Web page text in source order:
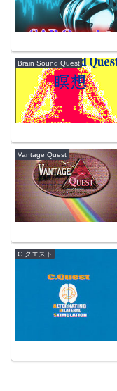
Brain Sound Quest
Vantage Quest
C.クエスト